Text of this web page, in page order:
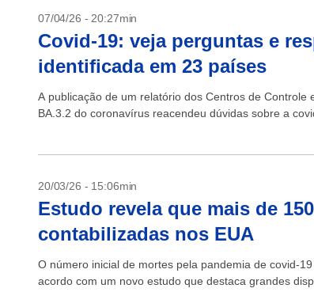
07/04/26 - 20:27min
Covid-19: veja perguntas e
identificada em 23 países
A publicação de um relatório dos Centros de
BA.3.2 do coronavírus reacendeu dúvidas sobre a
20/03/26 - 15:06min
Estudo revela que mais de
contabilizadas nos EUA
O número inicial de mortes pela pandemia de covid-
acordo com um novo estudo que destaca grandes